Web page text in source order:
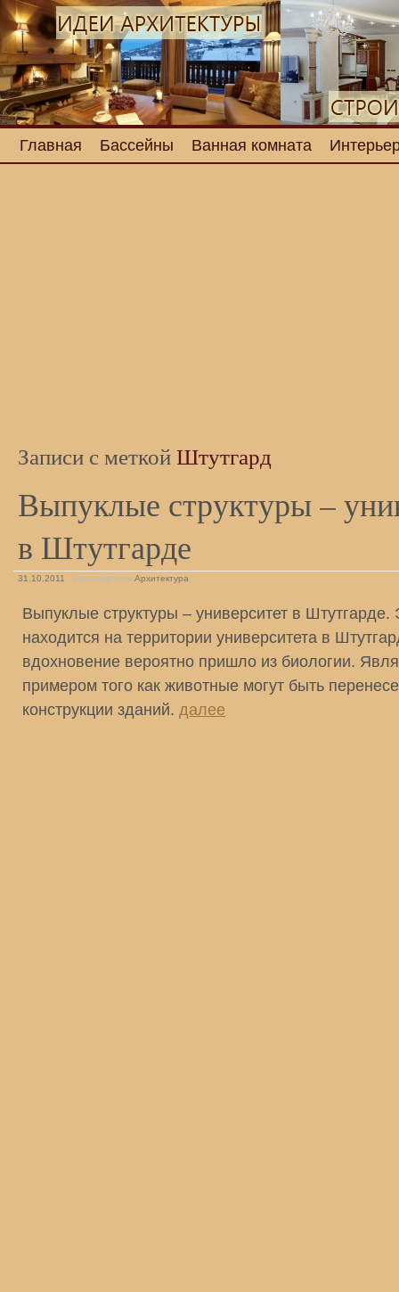
Главная Бассейны Ванная комната
Записи с меткойШтутгард
Выпуклые структуры –
в Штутгарде
31.10.2011 Размещено в Архитектура
Выпуклые структуры – университет в Штутгарде.
находится на территории университета в
вдохновение вероятно пришло из биологии.
примером того как животные могут быть
конструкции зданий. далее